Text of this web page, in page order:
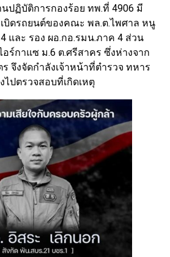
ปฏิบัติการกองร้อย ทพ.ที่ 4906 มี
บิดรถยนต์ของคณะ พล.ต.ไพศาล หนู
และ รอง ผอ.กอ.รมน.ภาค 4 ส่วน
ร์กาแซ ม.6 ต.ศรีสาคร ซึ่งห่างจาก
จึงจัดกำลังเจ้าหน้าที่ตำรวจ ทหาร
ปตรวจสอบที่เกิดเหตุ